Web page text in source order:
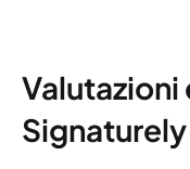
Valutazioni
Signaturely